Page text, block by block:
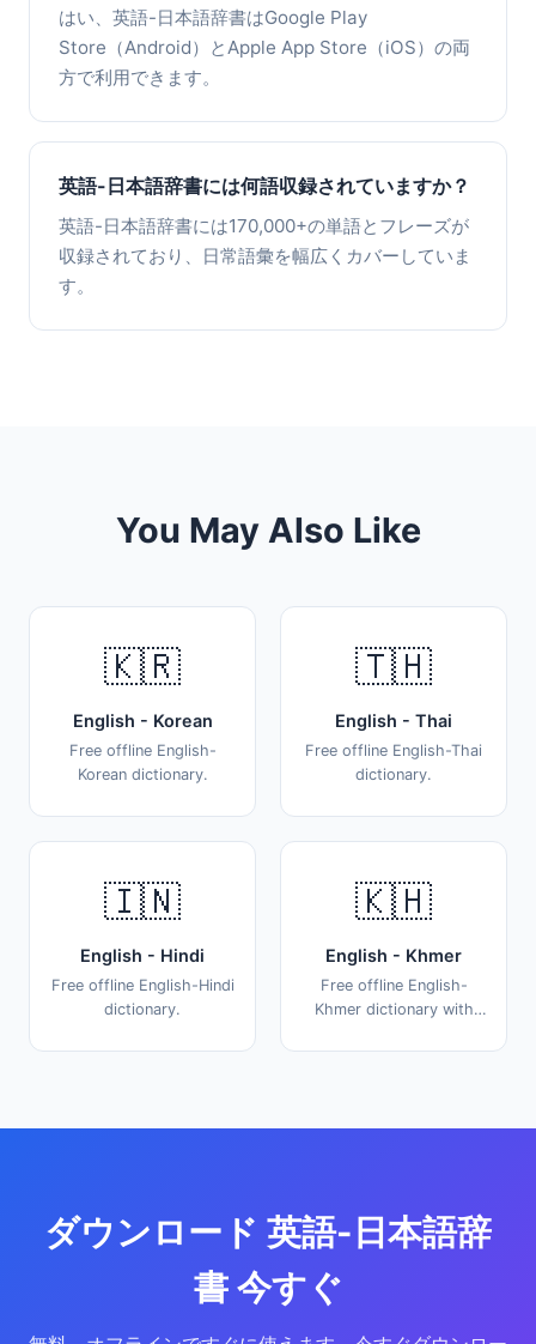
はい、英語-日本語辞書はGoogle Play
Store（Android）とApple App Store（iOS）の両
方で利用できます。
英語-日本語辞書には何語収録されていますか？
英語-日本語辞書には170,000+の単語とフレーズが
収録されており、日常語彙を幅広くカバーしていま
す。
You May Also Like
🇰🇷
English - Korean
Free offline English-
Korean dictionary.
🇹🇭
English - Thai
Free offline English-Thai
dictionary.
🇮🇳
English - Hindi
Free offline English-Hindi
dictionary.
🇰🇭
English - Khmer
Free offline English-
Khmer dictionary with
ダウンロード 英語-日本語辞
書 今すぐ